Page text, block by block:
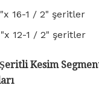
16-1 / 2" şeritler
12-1 / 2" şeritler
Kesim